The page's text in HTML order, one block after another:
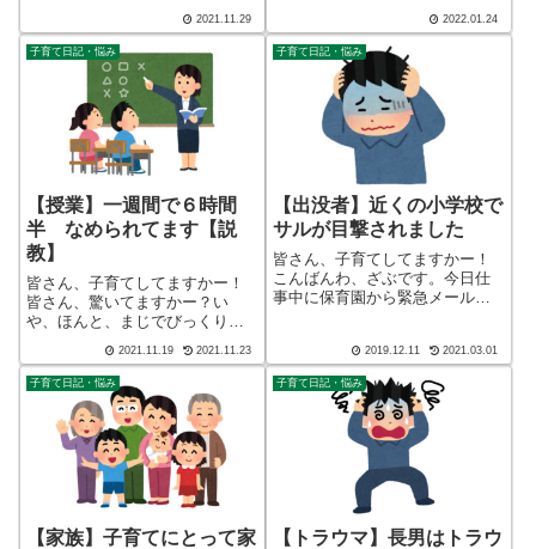
かけられたら、、、こんばん
わ、迷答座布団ブログの運営を
している ざぶ
(@meitou_zabuton)です。わたし
は40代でひと...
2021.11.29
がちですがそもそも、自宅待機
した時の家庭への被害の方が甚
大です。こんばんわ、迷答座布
団ブログの運営をしている ざ
ぶ(@meito...
2022.01.24
子育て日記・悩み
【授業】一週間で６時間
半 なめられてます【説
教】
皆さん、子育てしてますかー！
皆さん、驚いてますかー？い
や、ほんと、まじでびっくりで
んばんわ、迷答座布団ブログの
運営をしている ざぶ
(@meitou_zabuton)です。わたし
は40代でひとり親（シンパパ）
になり...
2021.11.19 2021.11.23
子育て日記・悩み
【出没者】近くの小学校で
サルが目撃されました
皆さん、子育てしてますかー！
こんばんわ、ざぶです。今日仕
事中に保育園から緊急メールが
で、気をつけてください」で
す。私の家と実家の間くらいに
その小学校があります。また保
育園から家に帰ってく...
2019.12.11 2021.03.01
子育て日記・悩み
【家族】子育てにとって家
子育て日記・悩み
【トラウマ】長男はトラウ